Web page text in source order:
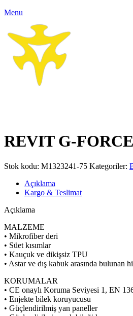
Menu
REVIT G-
Stok kodu: M1323241-75 Kategoriler:
Açıklama
Kargo & Teslimat
Açıklama
MALZEME
• Mikrofiber deri
• Süet kısımlar
• Kauçuk ve dikişsiz TPU
• Astar ve dış kabuk arasında bulunan
KORUMALAR
• CE onaylı Koruma Seviyesi 1, EN
• Enjekte bilek koruyucusu
• Güçlendirilmiş yan paneller